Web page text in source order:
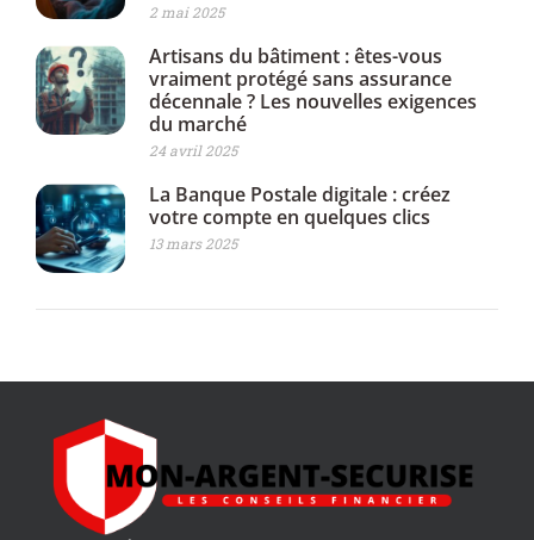
2 mai 2025
Artisans du bâtiment : êtes-vous
vraiment protégé sans assurance
décennale ? Les nouvelles exigences
du marché
24 avril 2025
La Banque Postale digitale : créez
votre compte en quelques clics
13 mars 2025